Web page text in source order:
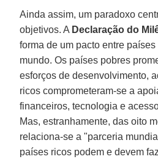
Ainda assim, um paradoxo
objetivos. A Declaração do
forma de um pacto entre
mundo. Os países pobres
esforços de desenvolvimento,
ricos comprometeram-se a
financeiros, tecnologia e
Mas, estranhamente, das oito
relaciona-se a "parceria
países ricos podem e devem